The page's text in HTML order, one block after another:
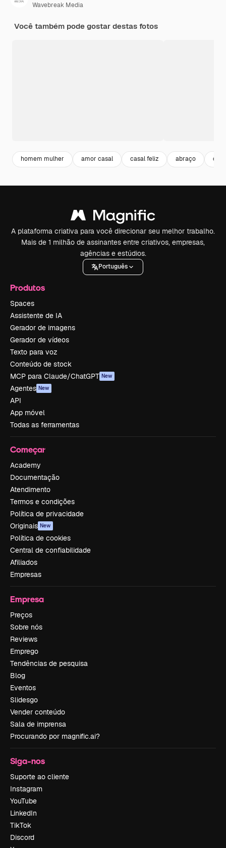
Wavebreak Media
Você também pode gostar destas fotos
homem mulher amor casal casal feliz abraço
A plataforma criativa para você direcionar seu melhor trabalho.
Mais de 1 milhão de assinantes entre criativos, empresas,
agências e estúdios.
Português
Produtos
Spaces
Assistente de IA
Gerador de imagens
Gerador de vídeos
Texto para voz
Conteúdo de stock
MCP para Claude/ChatGPT New
Agentes New
API
App móvel
Todas as ferramentas
Começar
Academy
Documentação
Atendimento
Termos e condições
Política de privacidade
Originais New
Política de cookies
Central de confiabilidade
Afiliados
Empresas
Empresa
Preços
Sobre nós
Reviews
Emprego
Tendências de pesquisa
Blog
Eventos
Slidesgo
Vender conteúdo
Sala de imprensa
Procurando por magnific.ai?
Siga-nos
Suporte ao cliente
Instagram
YouTube
LinkedIn
TikTok
Discord